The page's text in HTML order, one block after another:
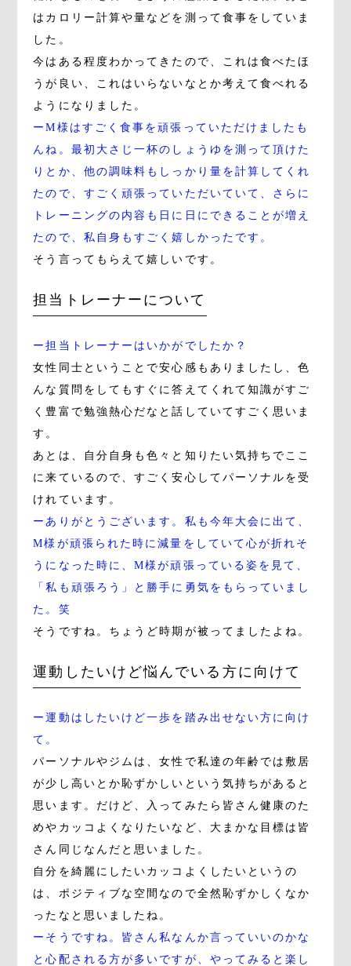
はカロリー計算や量などを測って食事をしていま
した。
今はある程度わかってきたので、これは食べたほ
うが良い、これはいらないなとか考えて食べれる
ようになりました。
ーM様はすごく食事を頑張っていただけましたも
んね。最初大さじ一杯のしょうゆを測って頂けた
りとか、他の調味料もしっかり量を計算してくれ
たので、すごく頑張っていただいていて、さらに
トレーニングの内容も日に日にできることが増え
たので、私自身もすごく嬉しかったです。
そう言ってもらえて嬉しいです。
担当トレーナーについて
ー担当トレーナーはいかがでしたか？
女性同士ということで安心感もありましたし、色
んな質問をしてもすぐに答えてくれて知識がすご
く豊富で勉強熱心だなと話していてすごく思いま
す。
あとは、自分自身も色々と知りたい気持ちでここ
に来ているので、すごく安心してパーソナルを受
けれています。
ーありがとうございます。私も今年大会に出て、
M様が頑張られた時に減量をしていて心が折れそ
うになった時に、M様が頑張っている姿を見て、
「私も頑張ろう」と勝手に勇気をもらっていまし
た。笑
そうですね。ちょうど時期が被ってましたよね。
運動したいけど悩んでいる方に向けて
ー運動はしたいけど一歩を踏み出せない方に向け
て。
パーソナルやジムは、女性で私達の年齢では敷居
が少し高いとか恥ずかしいという気持ちがあると
思います。だけど、入ってみたら皆さん健康のた
めやカッコよくなりたいなど、大まかな目標は皆
さん同じなんだと思いました。
自分を綺麗にしたいカッコよくしたいというの
は、ポジティブな空間なので全然恥ずかしくなか
ったなと思いましたね。
ーそうですね。皆さん私なんか言っていいのかな
と心配される方が多いですが、やってみると楽し